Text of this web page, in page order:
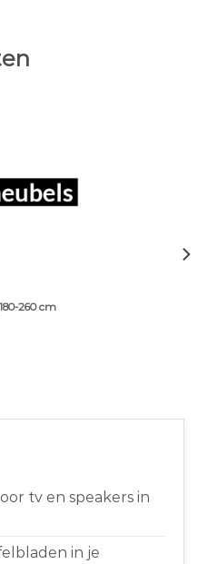
260 cm
tv en speakers in
in je